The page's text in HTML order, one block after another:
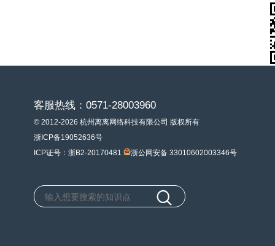
客服热线：0571-28003960
© 2012-2026 杭州离离网络科技有限公司 版权所有
浙ICP备19052636号
ICP证号：浙B2-20170481
浙公网安备 33010602003346号